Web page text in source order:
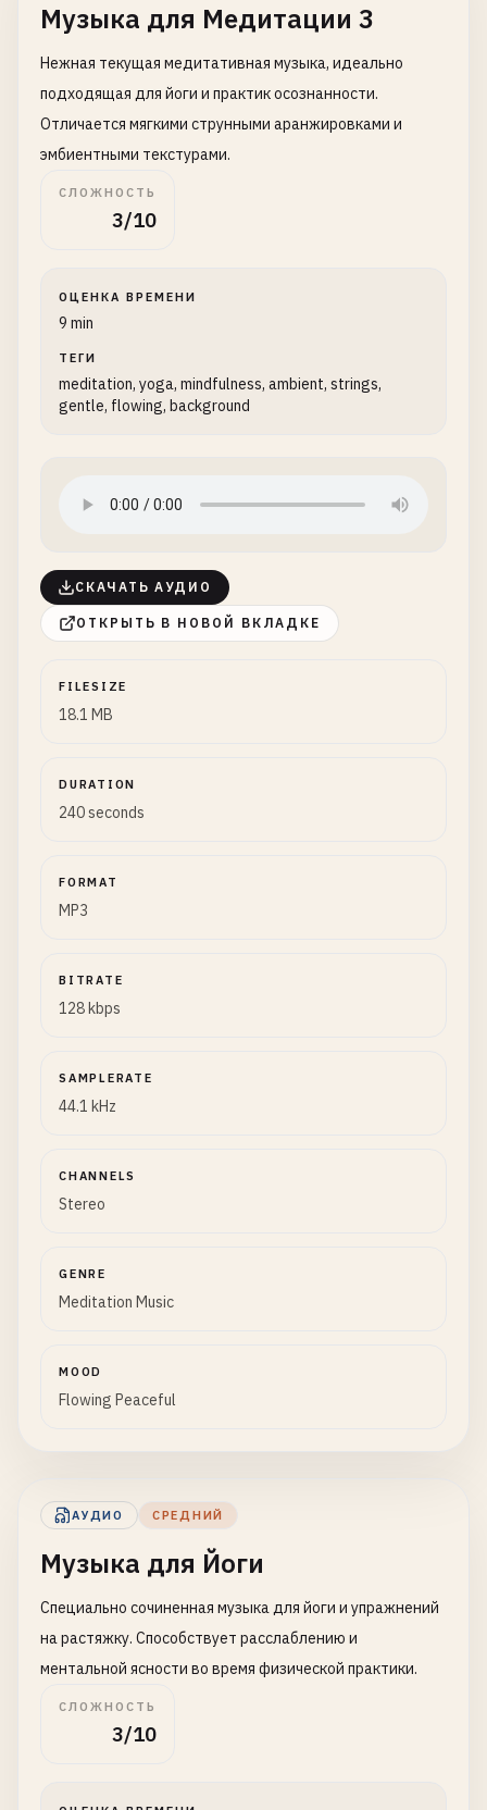
Музыка для Медитации 3
Нежная текущая медитативная музыка, идеально
подходящая для йоги и практик осознанности.
Отличается мягкими струнными аранжировками и
эмбиентными текстурами.
СЛОЖНОСТЬ
3/10
ОЦЕНКА ВРЕМЕНИ
9 min
ТЕГИ
meditation, yoga, mindfulness, ambient, strings,
gentle, flowing, background
СКАЧАТЬ АУДИО
ОТКРЫТЬ В НОВОЙ ВКЛАДКЕ
FILESIZE
18.1 MB
DURATION
240 seconds
FORMAT
MP3
BITRATE
128 kbps
SAMPLERATE
44.1 kHz
CHANNELS
Stereo
GENRE
Meditation Music
MOOD
Flowing Peaceful
АУДИО СРЕДНИЙ
Музыка для Йоги
Специально сочиненная музыка для йоги и упражнений
на растяжку. Способствует расслаблению и
ментальной ясности во время физической практики.
СЛОЖНОСТЬ
3/10